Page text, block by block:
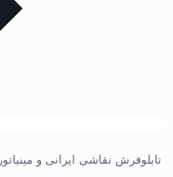
تابلوفرش نقاشی ایرانی و مینیاتور